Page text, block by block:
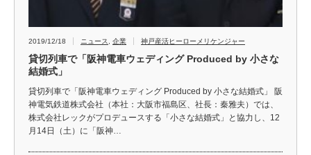
2019/12/18 ニュース 企業 神戸産活ヒーローメリケンジャー
貸切列車で「阪神電車ウェディング Produced by 小さな
結婚式」
貸切列車で「阪神電車ウェディング Produced by 小さな結婚式」 阪
神電気鉄道株式会社（本社：大阪市福島区、社長：秦雅夫）では、
株式会社レックがプロデュースする「小さな結婚式」と協力し、12
月14日（土）に「阪神…